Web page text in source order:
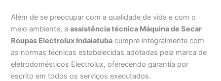
Além de se preocupar com a qualidade de vida e com o
meio ambiente, aassistência técnica Máquina de Secar
Roupas Electrolux Indaiatuba cumpre integralmente com
as normas técnicas estabelecidas adotadas pela marca de
eletrodomésticos Electrolux, oferecendo garantia por
escrito em todos os serviços executados.